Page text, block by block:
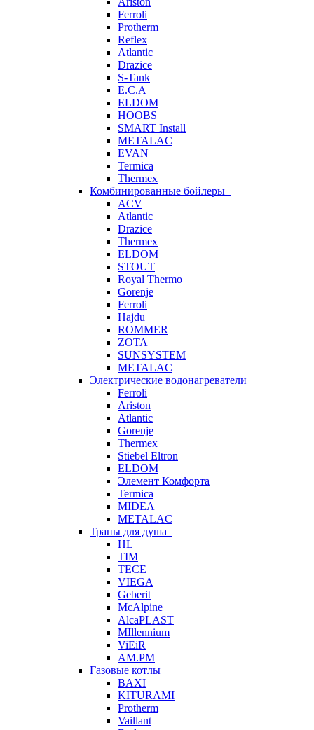
Ferroli
Protherm
Reflex
Atlantic
Drazice
S-Tank
E.C.A
ELDOM
HOOBS
SMART Install
METALAC
EVAN
Termica
Thermex
Комбинированные бойлеры
ACV
Atlantic
Drazice
Thermex
ELDOM
STOUT
Royal Thermo
Gorenje
Ferroli
Hajdu
ROMMER
ZOTA
SUNSYSTEM
METALAC
Электрические водонагреватели
Ferroli
Ariston
Atlantic
Gorenje
Thermex
Stiebel Eltron
ELDOM
Элемент Комфорта
Termica
MIDEA
METALAC
Трапы для душа
HL
TIM
TECE
VIEGA
Geberit
McAlpine
AlcaPLAST
MIllennium
ViEiR
AM.PM
Газовые котлы
BAXI
KITURAMI
Protherm
Vaillant